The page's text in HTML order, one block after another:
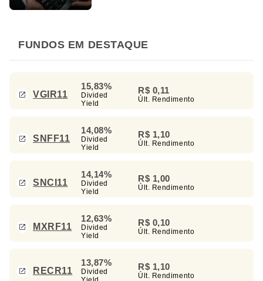
FUNDOS EM DESTAQUE
VGIR11
15,83%
Divided
Yield
R$ 0,11
Últ. Rendimento
SNFF11
14,08%
Divided
Yield
R$ 1,10
Últ. Rendimento
SNCI11
14,14%
Divided
Yield
R$ 1,00
Últ. Rendimento
MXRF11
12,63%
Divided
Yield
R$ 0,10
Últ. Rendimento
RECR11
13,87%
Divided
R$ 1,10
Últ. Rendimento